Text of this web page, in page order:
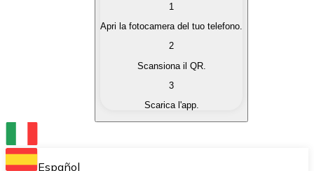
Acquista le criptovalute che ti interessano in modo
Converti le tue criptovalute in valuta fiat quando ne
Scambia una criptovaluta con un'altra
Conserva le tue cripto in un Wallet self-custodial.
1
Apri la fotocamera del tuo telefono.
2
Scansiona il QR.
3
Scarica l'app.
Español